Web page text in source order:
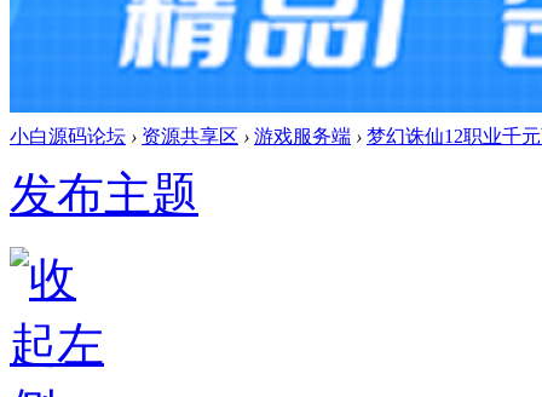
小白源码论坛 › 资源共享区 › 游戏服务端 › 梦幻诛仙12职业千
发布主题